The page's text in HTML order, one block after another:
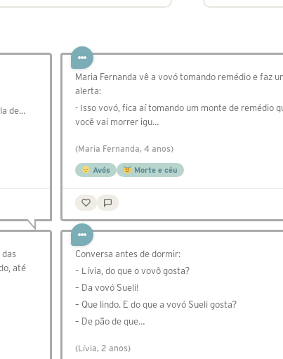
de…
Maria Fernanda vê a vovó tomando remédio e faz
alerta:
- Isso vovó, fica aí tomando um monte de remédio
você vai morrer igu…
(Maria Fernanda, 4 anos)
Avós Morte e céu
das
até
Conversa antes de dormir:
– Lívia, do que o vovô gosta?
– Da vovó Sueli!
– Que lindo. E do que a vovó Sueli gosta?
– De pão de que…
(Lívia, 2 anos)